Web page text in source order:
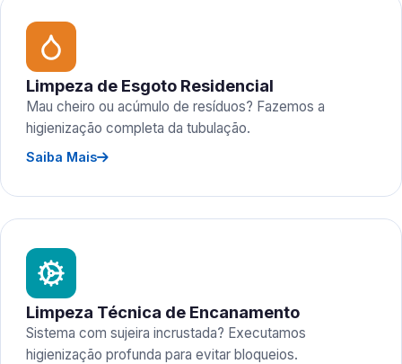
Limpeza de Esgoto Residencial
Mau cheiro ou acúmulo de resíduos? Fazemos a
higienização completa da tubulação.
Saiba Mais
Limpeza Técnica de Encanamento
Sistema com sujeira incrustada? Executamos
higienização profunda para evitar bloqueios.